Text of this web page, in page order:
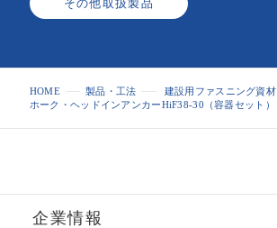
その他取扱製品
HOME 製品・工法
建設用ファスニング資材
ホーク・ヘッドインアンカーHiF38-30（容器セット）
企業情報